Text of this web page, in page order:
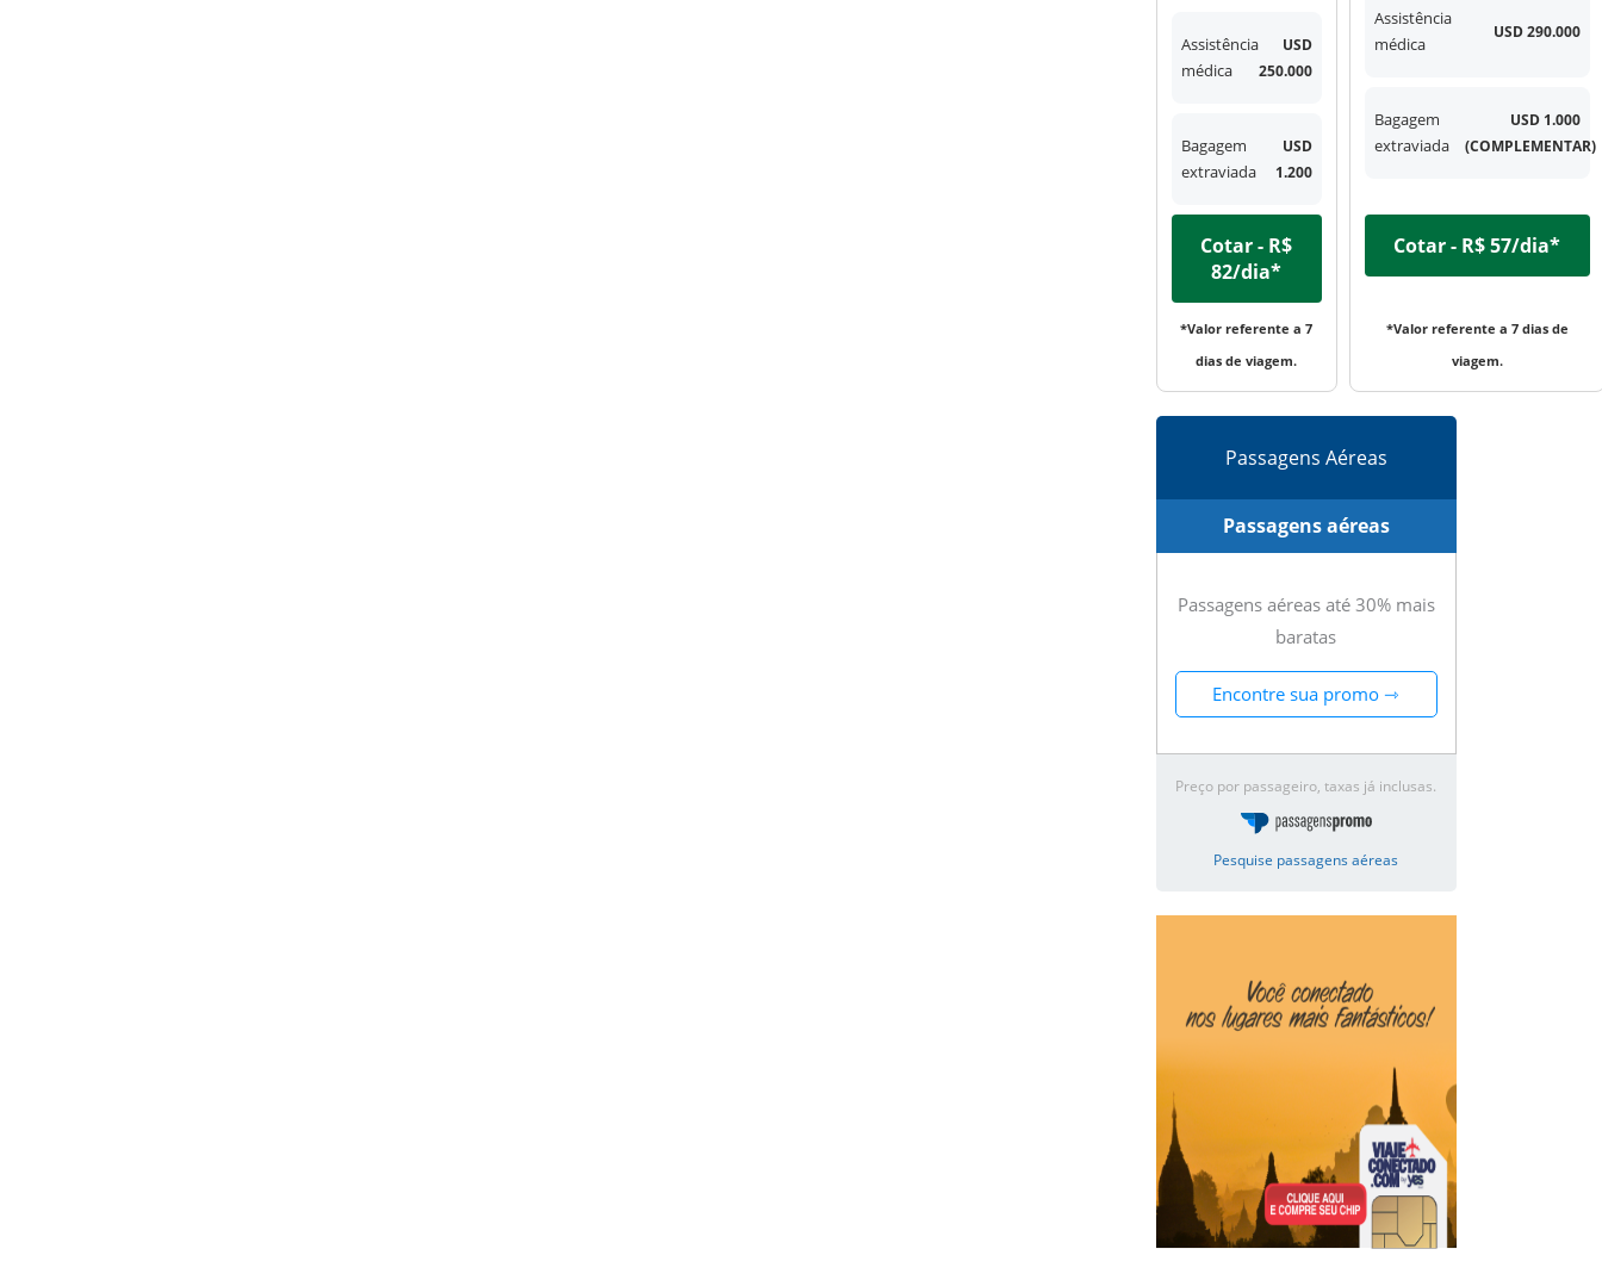
Assistência
médica
USD
250.000
Bagagem
extraviada
USD
1.200
Cotar - R$
82/dia*
*Valor referente a 7
dias de viagem.
Assistência
médica
USD 290.000
Bagagem
extraviada
USD 1.000
(COMPLEMENTAR)
Cotar - R$ 57/dia*
*Valor referente a 7 dias de
viagem.
Passagens Aéreas
Passagens aéreas
Passagens aéreas até 30% mais
baratas
Encontre sua promo ⇾
Preço por passageiro, taxas já inclusas.
Pesquise passagens aéreas